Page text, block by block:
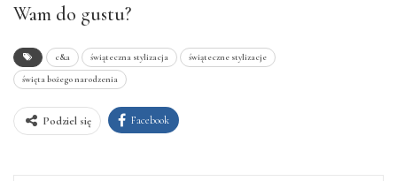
Wam do gustu?
c&a świąteczna stylizacja świąteczne stylizacje
święta bożego narodzenia
Podziel się Facebook